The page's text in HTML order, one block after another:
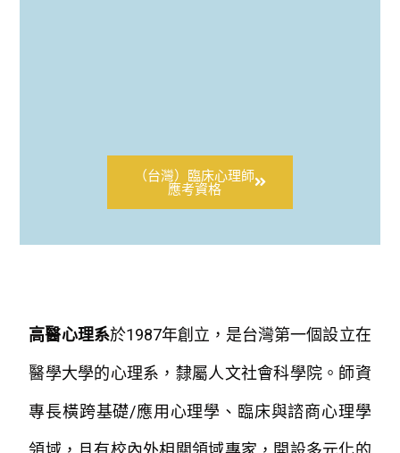
（台灣）臨床心理師
應考資格
高醫心理系於1987年創立，是台灣第一個設立在
醫學大學的心理系，隸屬人文社會科學院。師資
專長橫跨基礎/應用心理學、臨床與諮商心理學